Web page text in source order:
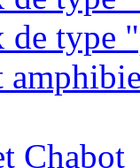
de type
Chabot